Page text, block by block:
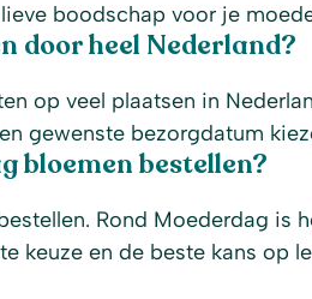
boodschap voor je
door heel Nederland?
op veel plaatsen in
gewenste bezorgdatum
bloemen bestellen?
Rond Moederdag is
keuze en de beste kans op